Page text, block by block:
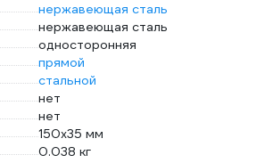
нержавеющая сталь
нержавеющая сталь
односторонняя
прямой
стальной
нет
нет
150х35 мм
0.038 кг